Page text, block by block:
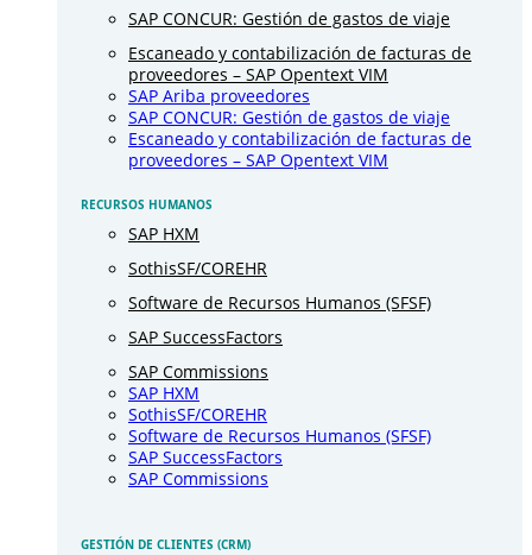
SAP CONCUR: Gestión de gastos de viaje
Escaneado y contabilización de facturas de
proveedores – SAP Opentext VIM
SAP Ariba proveedores
SAP CONCUR: Gestión de gastos de viaje
Escaneado y contabilización de facturas de
proveedores – SAP Opentext VIM
RECURSOS HUMANOS
SAP HXM
SothisSF/COREHR
Software de Recursos Humanos (SFSF)
SAP SuccessFactors
SAP Commissions
SAP HXM
SothisSF/COREHR
Software de Recursos Humanos (SFSF)
SAP SuccessFactors
SAP Commissions
GESTIÓN DE CLIENTES (CRM)